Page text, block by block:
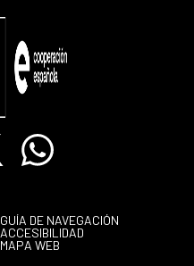
Whatsapp
GUÍA DE NAVEGACIÓN
ACCESIBILIDAD
MAPA WEB